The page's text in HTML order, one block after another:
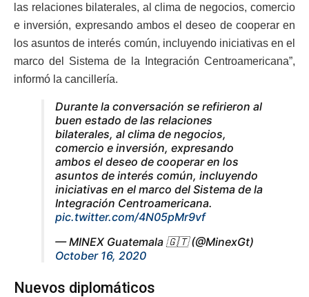
las relaciones bilaterales, al clima de negocios, comercio
e inversión, expresando ambos el deseo de cooperar en
los asuntos de interés común, incluyendo iniciativas en el
marco del Sistema de la Integración Centroamericana”,
informó la cancillería.
Durante la conversación se refirieron al
buen estado de las relaciones
bilaterales, al clima de negocios,
comercio e inversión, expresando
ambos el deseo de cooperar en los
asuntos de interés común, incluyendo
iniciativas en el marco del Sistema de la
Integración Centroamericana.
pic.twitter.com/4N05pMr9vf
— MINEX Guatemala 🇬🇹 (@MinexGt)
October 16, 2020
Nuevos diplomáticos